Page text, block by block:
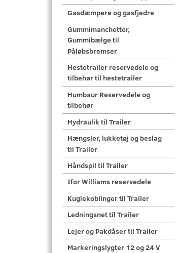
Gasdæmpere og gasfjedre
Gummimanchetter,
Gummibælge til
Påløbsbremser
Hestetrailer reservedele og
tilbehør til hestetrailer
Humbaur Reservedele og
tilbehør
Hydraulik til Trailer
Hængsler, lukketøj og beslag
til Trailer
Håndspil til Trailer
Ifor Williams reservedele
Kuglekoblinger til Trailer
Ledningsnet til Trailer
Lejer og Pakdåser til Trailer
Markeringslygter 12 og 24 V